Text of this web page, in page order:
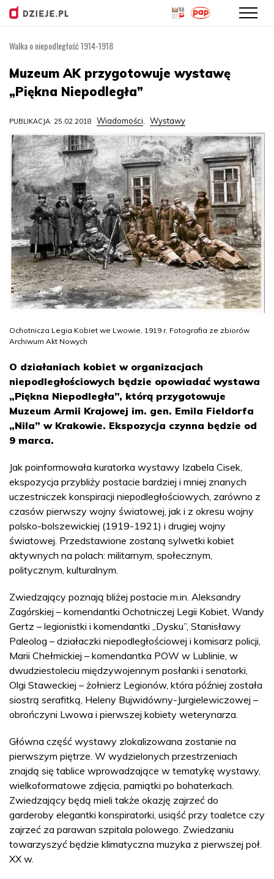
treści
Walka o niepodległość 1914-1918
Muzeum AK przygotowuje wystawę
„Piękna Niepodległa”
PUBLIKACJA: 25.02.2018 Wiadomości, Wystawy
Ochotnicza Legia Kobiet we Lwowie, 1919 r. Fotografia ze zbiorów
Archiwum Akt Nowych
O działaniach kobiet w organizacjach
niepodległościowych będzie opowiadać wystawa
„Piękna Niepodległa”, którą przygotowuje
Muzeum Armii Krajowej im. gen. Emila Fieldorfa
„Nila” w Krakowie. Ekspozycja czynna będzie od
9 marca.
Jak poinformowała kuratorka wystawy Izabela Cisek,
ekspozycja przybliży postacie bardziej i mniej znanych
uczestniczek konspiracji niepodległościowych, zarówno z
czasów pierwszy wojny światowej, jak i z okresu wojny
polsko-bolszewickiej (1919-1921) i drugiej wojny
światowej. Przedstawione zostaną sylwetki kobiet
aktywnych na polach: militarnym, społecznym,
politycznym, kulturalnym.
Zwiedzający poznają bliżej postacie m.in. Aleksandry
Zagórskiej – komendantki Ochotniczej Legii Kobiet, Wandy
Gertz – legionistki i komendantki „Dysku”, Stanisławy
Paleolog – działaczki niepodległościowej i komisarz policji,
Marii Chełmickiej – komendantka POW w Lublinie, w
dwudziestoleciu międzywojennym posłanki i senatorki,
Olgi Staweckiej – żołnierz Legionów, która później została
siostrą serafitką, Heleny Bujwidówny-Jurgielewiczowej –
obrończyni Lwowa i pierwszej kobiety weterynarza.
Główna część wystawy zlokalizowana zostanie na
pierwszym piętrze. W wydzielonych przestrzeniach
znajdą się tablice wprowadzające w tematykę wystawy,
wielkoformatowe zdjęcia, pamiątki po bohaterkach.
Zwiedzający będą mieli także okazję zajrzeć do
garderoby elegantki konspiratorki, usiąść przy toaletce czy
zajrzeć za parawan szpitala polowego. Zwiedzaniu
towarzyszyć będzie klimatyczna muzyka z pierwszej poł.
XX w.